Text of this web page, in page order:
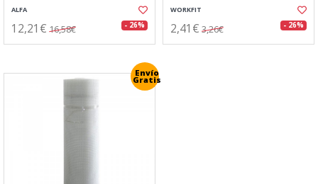
ALFA
12,21€ 16,58€ - 26%
WORKFIT
2,41€ 3,26€ - 26%
Envío
Gratis